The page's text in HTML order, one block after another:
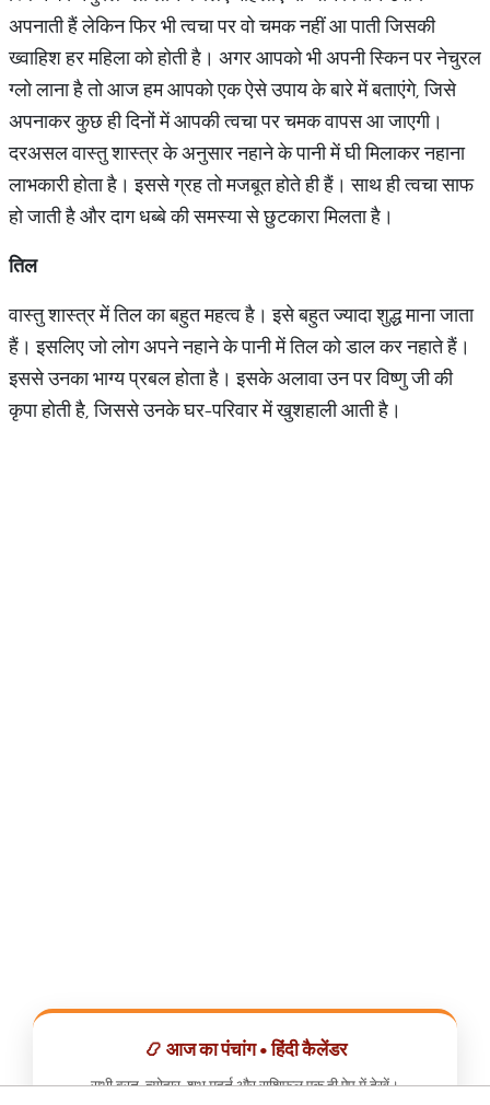
अपनाती हैं लेकिन फिर भी त्वचा पर वो चमक नहीं आ पाती जिसकी
ख्वाहिश हर महिला को होती है। अगर आपको भी अपनी स्किन पर नेचुरल
ग्लो लाना है तो आज हम आपको एक ऐसे उपाय के बारे में बताएंगे, जिसे
अपनाकर कुछ ही दिनों में आपकी त्वचा पर चमक वापस आ जाएगी।
दरअसल वास्तु शास्त्र के अनुसार नहाने के पानी में घी मिलाकर नहाना
लाभकारी होता है। इससे ग्रह तो मजबूत होते ही हैं। साथ ही त्वचा साफ
हो जाती है और दाग धब्बे की समस्या से छुटकारा मिलता है।
तिल
वास्तु शास्त्र में तिल का बहुत महत्व है। इसे बहुत ज्यादा शुद्ध माना जाता
हैं। इसलिए जो लोग अपने नहाने के पानी में तिल को डाल कर नहाते हैं।
इससे उनका भाग्य प्रबल होता है। इसके अलावा उन पर विष्णु जी की
कृपा होती है, जिससे उनके घर-परिवार में खुशहाली आती है।
📿 आज का पंचांग • हिंदी कैलेंडर
सभी व्रत, त्योहार, शुभ मुहूर्त और राशिफल एक ही ऐप में देखें।